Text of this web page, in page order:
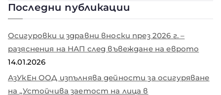
Последни публикации
Осигуровки и здравни вноски през 2026 г. –
разяснения на НАП след въвеждане на еврото
14.01.2026
АзУкЕн ООД изпълнява дейности за осигуряване
на „Устойчива заетост на лица в